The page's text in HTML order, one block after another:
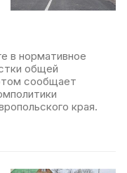
в нормативное
общей
сообщает
края.